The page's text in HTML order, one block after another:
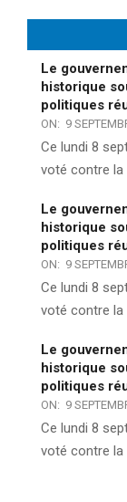
Le
historique
politiques
ON: 9
Ce lundi 8
voté contre la
Le
historique
politiques
ON: 9
Ce lundi 8
voté contre la
Le
historique
politiques
ON: 9
Ce lundi 8
voté contre la